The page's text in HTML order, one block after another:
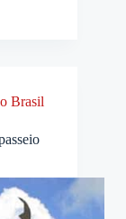
Brasil